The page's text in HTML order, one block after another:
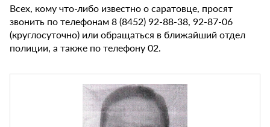
Всех, кому что-либо известно о саратовце, просят
звонить по телефонам 8 (8452) 92-88-38, 92-87-06
(круглосуточно) или обращаться в ближайший отдел
полиции, а также по телефону 02.